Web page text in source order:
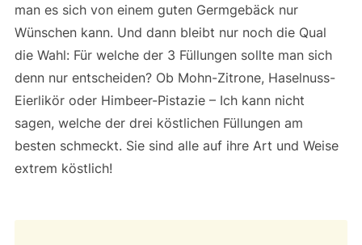
man es sich von einem guten Germgebäck nur
Wünschen kann. Und dann bleibt nur noch die Qual
die Wahl: Für welche der 3 Füllungen sollte man sich
denn nur entscheiden? Ob Mohn-Zitrone, Haselnuss-
Eierlikör oder Himbeer-Pistazie – Ich kann nicht
sagen, welche der drei köstlichen Füllungen am
besten schmeckt. Sie sind alle auf ihre Art und Weise
extrem köstlich!